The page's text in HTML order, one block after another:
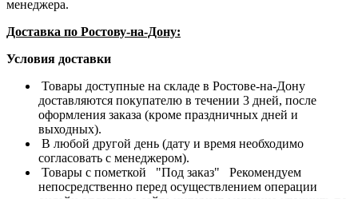
менеджера.
Доставка по Ростову-на-Дону:
Условия доставки
Товары доступные на складе в Ростове-на-Дону
доставляются покупателю в течении 3 дней, после
оформления заказа (кроме праздничных дней и
выходных).
В любой другой день (дату и время необходимо
согласовать с менеджером).
Товары с пометкой "Под заказ" Рекомендуем
непосредственно перед осуществлением операции